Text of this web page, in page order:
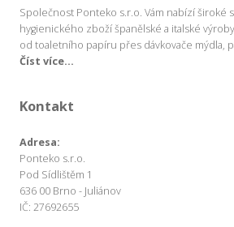
Společnost Ponteko s.r.o. Vám nabízí široké
hygienického zboží španělské a italské
od toaletního papíru přes dávkovače mýdla,
Číst více...
Kontakt
Adresa:
Ponteko s.r.o.
Pod Sídlištěm 1
636 00 Brno - Juliánov
IČ: 27692655